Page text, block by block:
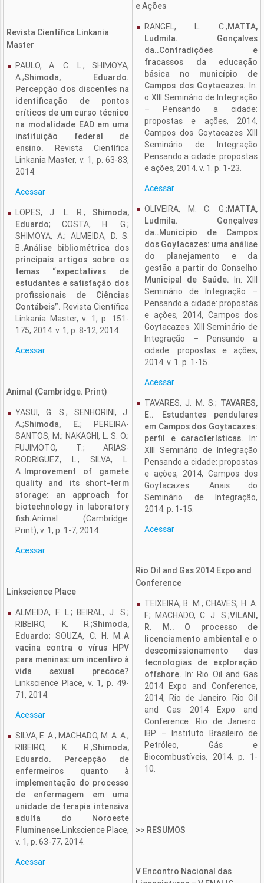
Revista Científica Linkania
Master
PAULO, A. C. L.; SHIMOYA,
A.;Shimoda, Eduardo.
Percepção dos discentes na
identificação de pontos
críticos de um curso técnico
na modalidade EAD em uma
instituição federal de
ensino. Revista Científica
Linkania Master, v. 1, p. 63-83,
2014.
Acessar
LOPES, J. L. R.; Shimoda,
Eduardo; COSTA, H. G.;
SHIMOYA, A.; ALMEIDA, D. S.
B..Análise bibliométrica dos
principais artigos sobre os
temas “expectativas de
estudantes e satisfação dos
profissionais de Ciências
Contábeis”. Revista Científica
Linkania Master, v. 1, p. 151-
175, 2014. v. 1, p. 8-12, 2014.
Acessar
Animal (Cambridge. Print)
YASUI, G. S.; SENHORINI, J.
A.;Shimoda, E.; PEREIRA-
SANTOS, M.; NAKAGHI, L. S. O.;
FUJIMOTO, T.; ARIAS-
RODRIGUEZ, L.; SILVA, L.
A..Improvement of gamete
quality and its short-term
storage: an approach for
biotechnology in laboratory
fish.Animal (Cambridge.
Print), v. 1, p. 1-7, 2014.
Acessar
Linkscience Place
ALMEIDA, F. L.; BEIRAL, J. S.;
RIBEIRO, K. R.;Shimoda,
Eduardo; SOUZA, C. H. M..A
vacina contra o vírus HPV
para meninas: um incentivo à
vida sexual precoce?
Linkscience Place, v. 1, p. 49-
71, 2014.
Acessar
SILVA, E. A.; MACHADO, M. A. A.;
RIBEIRO, K. R.;Shimoda,
Eduardo. Percepção de
enfermeiros quanto à
implementação do processo
de enfermagem em uma
unidade de terapia intensiva
adulta do Noroeste
Fluminense.Linkscience Place,
v. 1, p. 63-77, 2014.
Acessar
e Ações
RANGEL, L. C.;MATTA,
Ludmila. Gonçalves
da..Contradições e
fracassos da educação
básica no município de
Campos dos Goytacazes. In:
o XIII Seminário de Integração
– Pensando a cidade:
propostas e ações, 2014,
Campos dos Goytacazes XIII
Seminário de Integração
Pensando a cidade: propostas
e ações, 2014. v. 1. p. 1-23.
Acessar
OLIVEIRA, M. C. G.;MATTA,
Ludmila. Gonçalves
da..Município de Campos
dos Goytacazes: uma análise
do planejamento e da
gestão a partir do Conselho
Municipal de Saúde. In: XIII
Seminário de Integração –
Pensando a cidade: propostas
e ações, 2014, Campos dos
Goytacazes. XIII Seminário de
Integração – Pensando a
cidade: propostas e ações,
2014. v. 1. p. 1-15.
Acessar
TAVARES, J. M. S.; TAVARES,
E.. Estudantes pendulares
em Campos dos Goytacazes:
perfil e características. In:
XIII Seminário de Integração
Pensando a cidade: propostas
e ações, 2014, Campos dos
Goytacazes. Anais do
Seminário de Integração,
2014. p. 1-15.
Acessar
Rio Oil and Gas 2014 Expo and
Conference
TEIXEIRA, B. M.; CHAVES, H. A.
F.; MACHADO, C. J. S.;VILANI,
R. M.. O processo de
licenciamento ambiental e o
descomissionamento das
tecnologias de exploração
offshore. In: Rio Oil and Gas
2014 Expo and Conference,
2014, Rio de Janeiro. Rio Oil
and Gas 2014 Expo and
Conference. Rio de Janeiro:
IBP – Instituto Brasileiro de
Petróleo, Gás e
Biocombustíveis, 2014. p. 1-
10.
>> RESUMOS
V Encontro Nacional das